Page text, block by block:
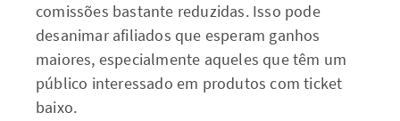
comissões bastante reduzidas. Isso pode
desanimar afiliados que esperam ganhos
maiores, especialmente aqueles que têm um
público interessado em produtos com ticket
baixo.